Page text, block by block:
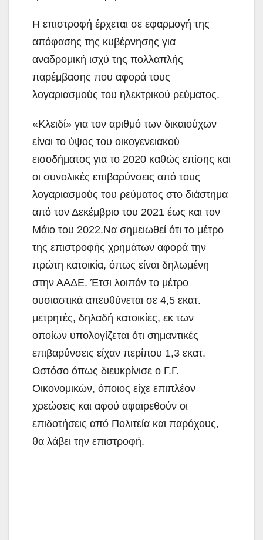
Η επιστροφή έρχεται σε εφαρμογή της
απόφασης της κυβέρνησης για
αναδρομική ισχύ της πολλαπλής
παρέμβασης που αφορά τους
λογαριασμούς του ηλεκτρικού ρεύματος.
«Κλειδί» για τον αριθμό των δικαιούχων
είναι το ύψος του οικογενειακού
εισοδήματος για το 2020 καθώς επίσης και
οι συνολικές επιβαρύνσεις από τους
λογαριασμούς του ρεύματος στο διάστημα
από τον Δεκέμβριο του 2021 έως και τον
Μάιο του 2022.Να σημειωθεί ότι το μέτρο
της επιστροφής χρημάτων αφορά την
πρώτη κατοικία, όπως είναι δηλωμένη
στην ΑΑΔΕ. Έτσι λοιπόν το μέτρο
ουσιαστικά απευθύνεται σε 4,5 εκατ.
μετρητές, δηλαδή κατοικίες, εκ των
οποίων υπολογίζεται ότι σημαντικές
επιβαρύνσεις είχαν περίπου 1,3 εκατ.
Ωστόσο όπως διευκρίνισε ο Γ.Γ.
Οικονομικών, όποιος είχε επιπλέον
χρεώσεις και αφού αφαιρεθούν οι
επιδοτήσεις από Πολιτεία και παρόχους,
θα λάβει την επιστροφή.